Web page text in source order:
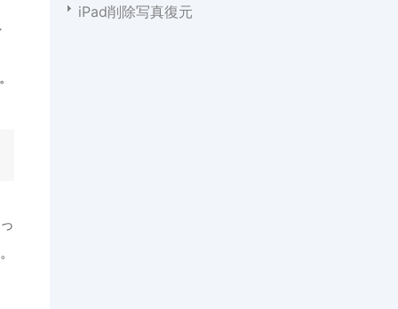
iPad削除写真復元